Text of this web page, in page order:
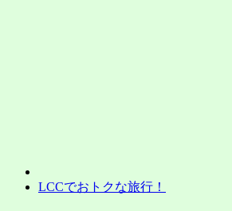
LCCでおトクな旅行！